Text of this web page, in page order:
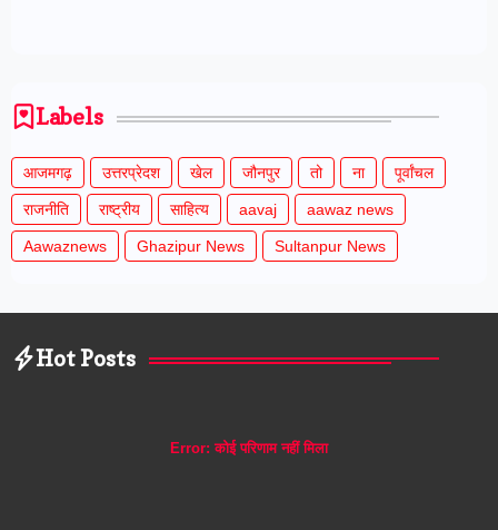
Labels
आजमगढ़ उत्तरप्रेदश खेल जौनपुर तो ना पूर्वांचल
राजनीति राष्ट्रीय साहित्य aavaj aawaz news
Aawaznews Ghazipur News Sultanpur News
Hot Posts
Error: कोई परिणाम नहीं मिला